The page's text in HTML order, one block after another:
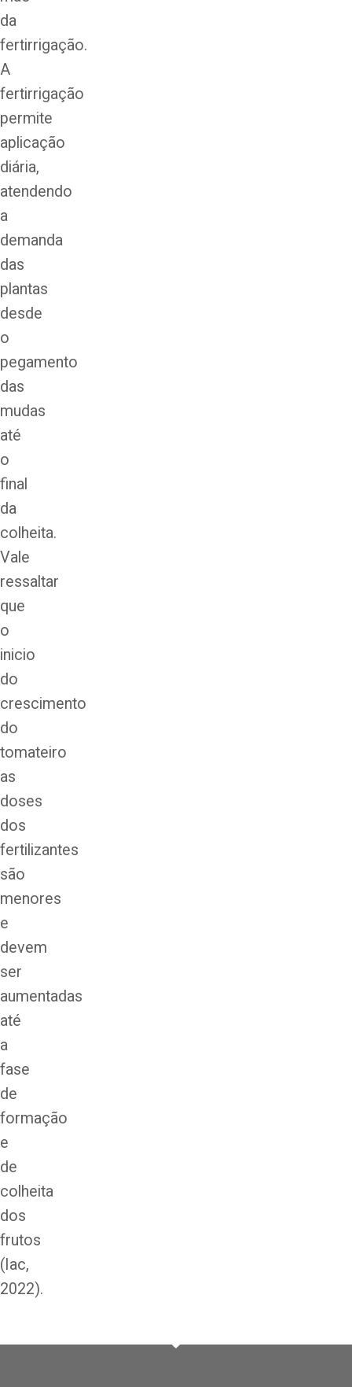
da
fertirrigação.
A
fertirrigação
permite
aplicação
diária,
atendendo
a
demanda
das
plantas
desde
o
pegamento
das
mudas
até
o
final
da
colheita.
Vale
ressaltar
que
o
inicio
do
crescimento
do
tomateiro
as
doses
dos
fertilizantes
são
menores
e
devem
ser
aumentadas
até
a
fase
de
formação
e
de
colheita
dos
frutos
(Iac,
2022).